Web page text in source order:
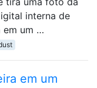
interna de
em um …
em um